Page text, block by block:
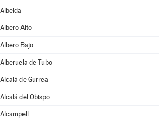
Albelda
Albero Alto
Albero Bajo
Alberuela de Tubo
Alcalá de Gurrea
Alcalá del Obispo
Alcampell